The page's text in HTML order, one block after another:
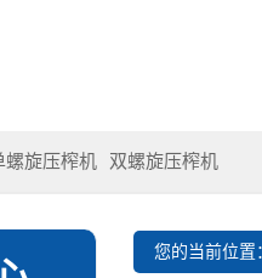
螺旋压榨机 双螺旋压榨机
您的当前位置